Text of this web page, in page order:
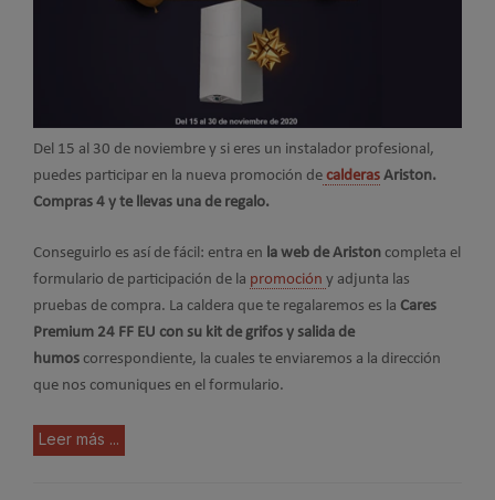
Del 15 al 30 de noviembre y si eres un instalador profesional,
puedes participar en la nueva promoción de calderas Ariston.
Compras 4 y te llevas una de regalo.
Conseguirlo es así de fácil: entra en la web de Ariston completa el
formulario de participación de la promoción y adjunta las
pruebas de compra. La caldera que te regalaremos es la Cares
Premium 24 FF EU con su kit de grifos y salida de
humos correspondiente, la cuales te enviaremos a la dirección
que nos comuniques en el formulario.
Leer más ...